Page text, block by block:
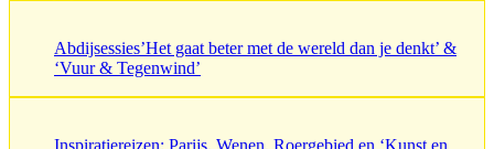
Abdijsessies’Het gaat beter met de wereld dan je denkt’ &
‘Vuur & Tegenwind’
Inspiratiereizen: Parijs, Wenen, Roergebied en ‘Kunst en